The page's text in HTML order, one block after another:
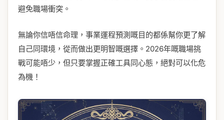
避免職場衝突。
無論你信唔信命理，事業運程預測嘅目的都係幫你更了解
自己同環境，從而做出更明智嘅選擇。2026年嘅職場挑
戰可能唔少，但只要掌握正確工具同心態，絕對可以化危
為機！